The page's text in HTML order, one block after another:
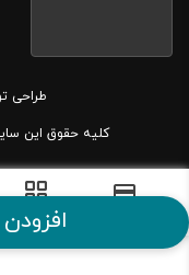
طراحی
کلیه حقوق این
دسته بندی